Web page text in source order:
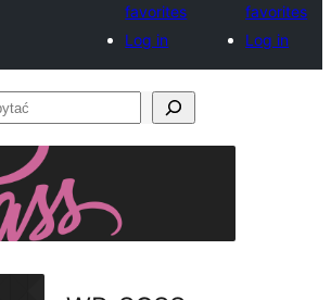
favorites
Log in
favorites
Log in